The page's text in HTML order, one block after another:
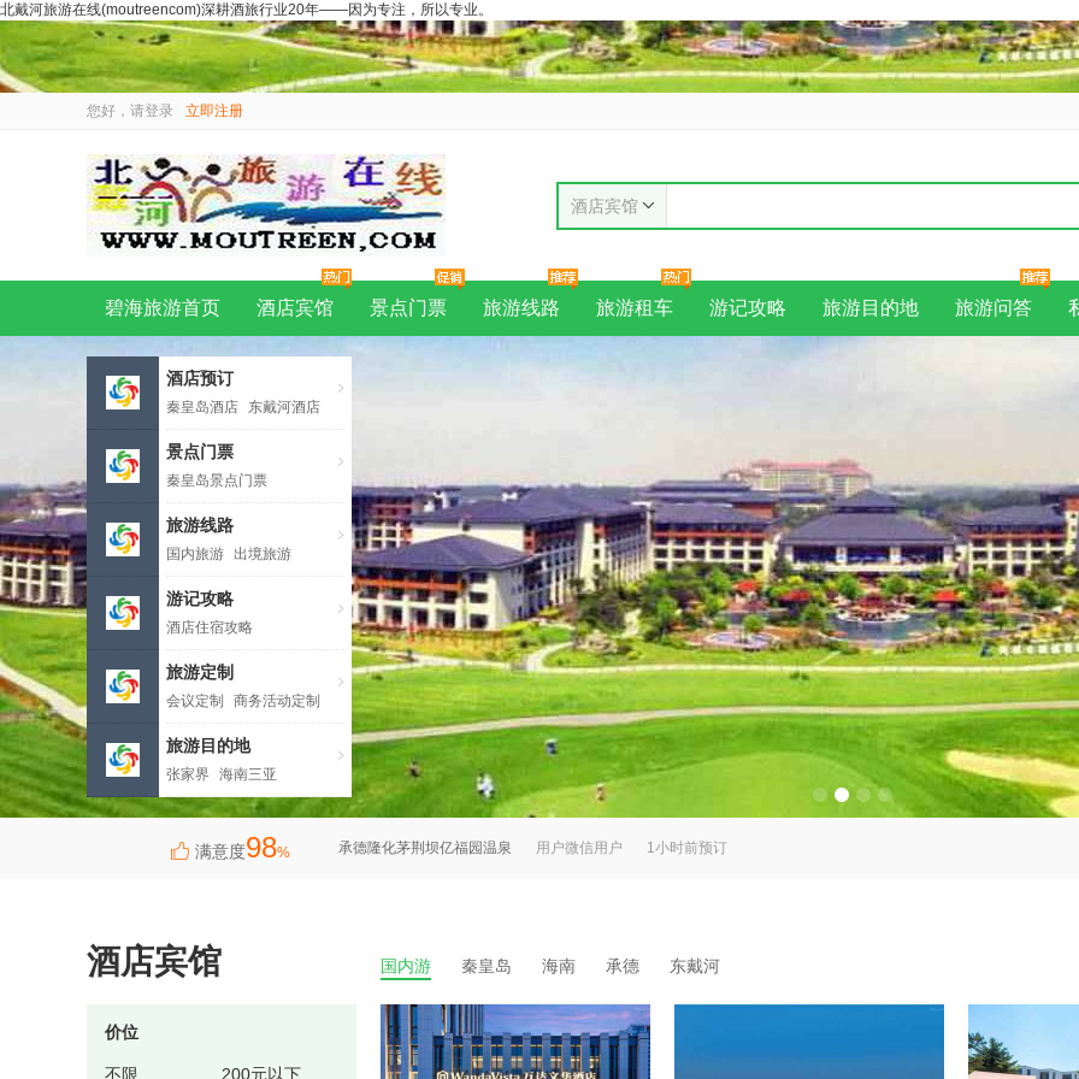
北戴河旅游在线(moutreencom)深耕酒旅行业20年——因为专注，所以专业。
您好，请登录 立即注册
酒店宾馆
碧海旅游首页 酒店宾馆 景点门票 旅游线路 旅游租车 游记攻略 旅游目的地 旅游问答
酒店预订
秦皇岛酒店
东戴河酒店
承德酒店
景点门票
秦皇岛景点门票
承德景点门票
北京景点门票
天津景点门票
旅游线路
国内旅游 出境旅游
周边旅游
北京 天津
游记攻略
酒店住宿攻略
景点游玩攻略
旅游购物攻略
旅游交通攻略
吃喝玩乐攻略
旅游定制
会议定制
商务活动定制
拓展团建
主题拍摄
演出报告
旅游目的地
张家界
海南三亚
北戴河秦皇岛 成都 西安
满意度98%
承德隆化茅荆坝亿福园温泉 用户微信用户 1小时前预订
秦皇岛北戴河浪淘沙长城号/公主号/寻仙号/求仙号/渔渡一号海东青游轮游船 用户 2小时前预订
秦皇岛北戴河浪淘沙长城号/公主号/寻仙号/求仙号/渔渡一号海东青游轮游船 用户 2小时前预订
秦皇岛北戴河浪淘沙长城号/公主号/寻仙号/求仙号/渔渡一号海东青游轮游船 用户 35分钟前预订
秦皇岛北戴河浪淘沙长城号/公主号/寻仙号/求仙号/渔渡一号海东青游轮游船 用户 36分钟前预订
承德隆化茅荆坝亿福园温泉 用户微信用户 2小时前预订
承德隆化茅荆坝亿福园温泉 用户微信用户
秦皇岛北戴河浪淘沙长城号/公主号/寻仙号/求仙号/渔渡一号海东青游轮游船
酒店宾馆 国内游 秦皇岛 海南 承德 东戴河
价位
不限 200元以下